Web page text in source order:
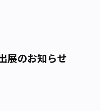
展のお知らせ